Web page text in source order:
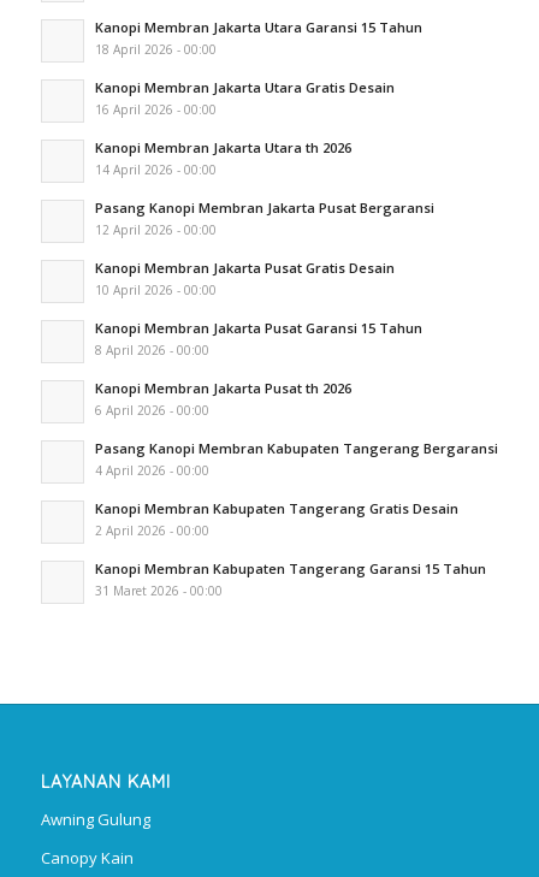
Kanopi Membran Jakarta Utara Garansi 15 Tahun
18 April 2026 - 00:00
Kanopi Membran Jakarta Utara Gratis Desain
16 April 2026 - 00:00
Kanopi Membran Jakarta Utara th 2026
14 April 2026 - 00:00
Pasang Kanopi Membran Jakarta Pusat Bergaransi
12 April 2026 - 00:00
Kanopi Membran Jakarta Pusat Gratis Desain
10 April 2026 - 00:00
Kanopi Membran Jakarta Pusat Garansi 15 Tahun
8 April 2026 - 00:00
Kanopi Membran Jakarta Pusat th 2026
6 April 2026 - 00:00
Pasang Kanopi Membran Kabupaten Tangerang Bergaransi
4 April 2026 - 00:00
Kanopi Membran Kabupaten Tangerang Gratis Desain
2 April 2026 - 00:00
Kanopi Membran Kabupaten Tangerang Garansi 15 Tahun
31 Maret 2026 - 00:00
LAYANAN KAMI
Awning Gulung
Canopy Kain